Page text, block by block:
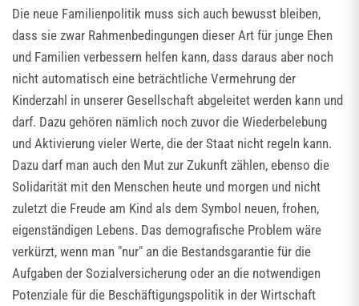
Die neue Familienpolitik muss sich auch bewusst bleiben,
dass sie zwar Rahmenbedingungen dieser Art für junge Ehen
und Familien verbessern helfen kann, dass daraus aber noch
nicht automatisch eine beträchtliche Vermehrung der
Kinderzahl in unserer Gesellschaft abgeleitet werden kann und
darf. Dazu gehören nämlich noch zuvor die Wiederbelebung
und Aktivierung vieler Werte, die der Staat nicht regeln kann.
Dazu darf man auch den Mut zur Zukunft zählen, ebenso die
Solidarität mit den Menschen heute und morgen und nicht
zuletzt die Freude am Kind als dem Symbol neuen, frohen,
eigenständigen Lebens. Das demografische Problem wäre
verkürzt, wenn man "nur" an die Bestandsgarantie für die
Aufgaben der Sozialversicherung oder an die notwendigen
Potenziale für die Beschäftigungspolitik in der Wirtschaft